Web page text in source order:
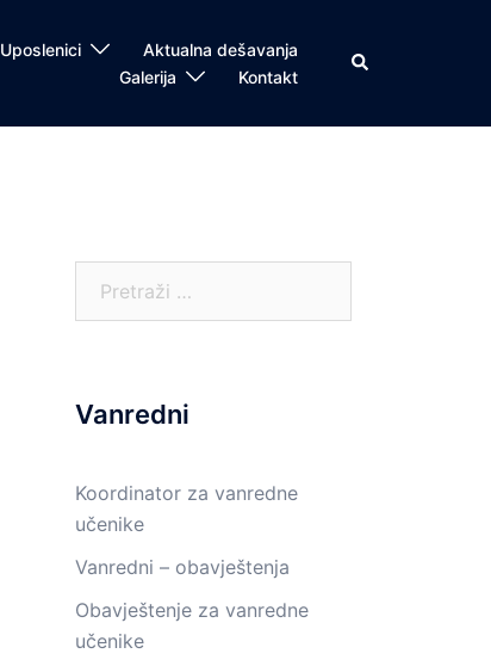
Uposlenici
Aktualna dešavanja
Galerija
Kontakt
Search
Vanredni
Koordinator za vanredne
učenike
Vanredni – obavještenja
Obavještenje za vanredne
učenike